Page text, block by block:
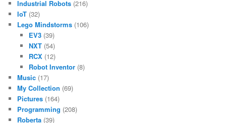
Industrial Robots (216)
IoT (32)
Lego Mindstorms (106)
EV3(39)
NXT(54)
RCX(12)
Robot Inventor(8)
Music (17)
My Collection (69)
Pictures (164)
Programming (208)
Roberta (39)